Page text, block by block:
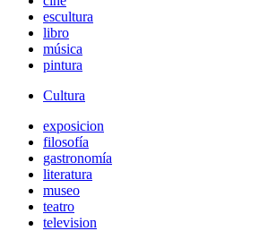
escultura
libro
música
pintura
Cultura
exposicion
filosofía
gastronomía
literatura
museo
teatro
television